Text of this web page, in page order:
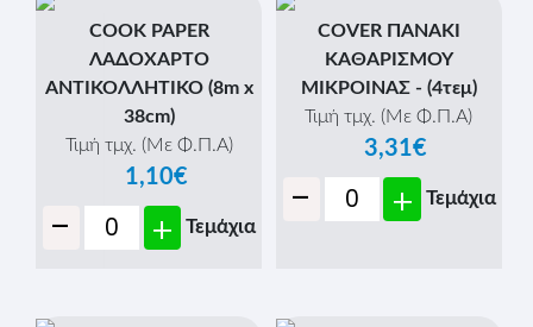
COOK PAPER
ΛΑΔΟΧΑΡΤΟ
ΑΝΤΙΚΟΛΛΗΤΙΚΟ (8m x
38cm)
Τιμή τμχ. (Με Φ.Π.Α)
1,10€
- + Τεμάχια
COVER ΠΑΝΑΚΙ
ΚΑΘΑΡΙΣΜΟΥ
ΜΙΚΡΟΙΝΑΣ - (4τεμ)
Τιμή τμχ. (Με Φ.Π.Α)
3,31€
- + Τεμάχια